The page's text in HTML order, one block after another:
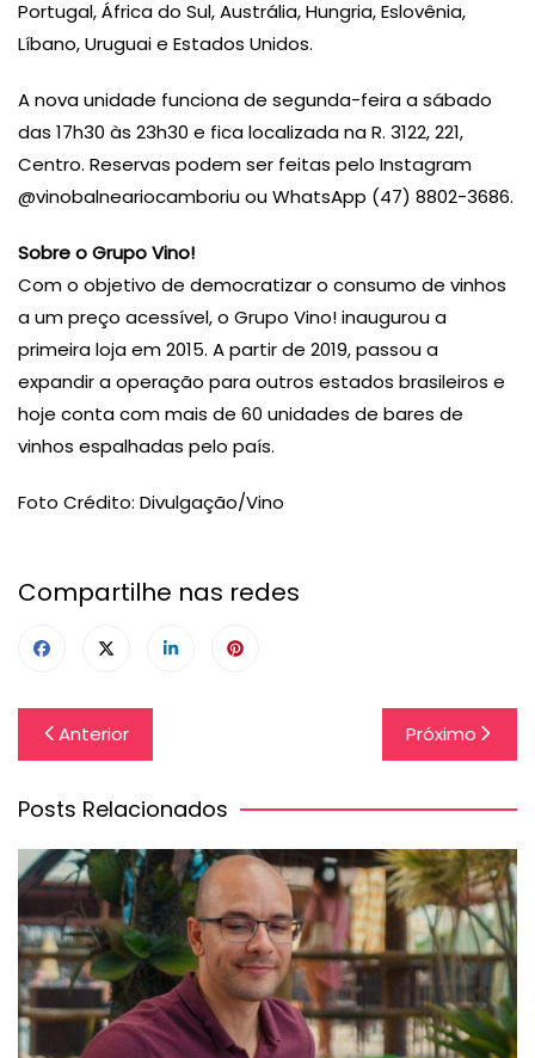
Portugal, África do Sul, Austrália, Hungria, Eslovênia,
Líbano, Uruguai e Estados Unidos.
A nova unidade funciona de segunda-feira a sábado
das 17h30 às 23h30 e fica localizada na R. 3122, 221,
Centro. Reservas podem ser feitas pelo Instagram
@vinobalneariocamboriu ou WhatsApp (47) 8802-3686.
Sobre o Grupo Vino!
Com o objetivo de democratizar o consumo de vinhos
a um preço acessível, o Grupo Vino! inaugurou a
primeira loja em 2015. A partir de 2019, passou a
expandir a operação para outros estados brasileiros e
hoje conta com mais de 60 unidades de bares de
vinhos espalhadas pelo país.
Foto Crédito: Divulgação/Vino
Compartilhe nas redes
Navegação
de
Post
Anterior Próximo
Posts Relacionados